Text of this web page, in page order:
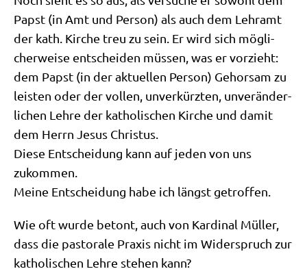
Papst (in Amt und Per­son) als auch dem Lehr­amt
der kath. Kir­che treu zu sein. Er wird sich mög­li­
cher­wei­se ent­schei­den müs­sen, was er vor­zieht:
dem Papst (in der aktu­el­len Per­son) Gehor­sam zu
lei­sten oder der vol­len, unver­kürz­ten, unver­än­der­
li­chen Leh­re der katho­li­schen Kir­che und damit
dem Herrn Jesus Christus.
Die­se Ent­schei­dung kann auf jeden von uns
zukommen.
Mei­ne Ent­schei­dung habe ich längst getroffen.
Wie oft wur­de betont, auch von Kar­di­nal Mül­ler,
dass die pasto­ra­le Pra­xis nicht im Wider­spruch zur
katho­li­schen Leh­re ste­hen kann?